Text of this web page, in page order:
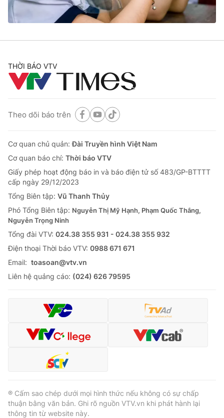
cấp ngày 29/12/2023
Tổng Biên tập:Vũ Thanh Thủy
Nguyễn Trọng Ninh
Ðiện thoại Thời báo VTV:
024.66 897 897
Email:
toasoan@vtv.vn
® Cấm sao chép dưới mọi hình thức nếu không có sự chấp
thuận bằng văn bản. Ghi rõ nguồn VTV.vn khi phát hành lại
thông tin từ website này.
THỜI BÁO VTV
Theo dõi báo trên
Cơ quan chủ quản:Đài Truyền hình Việt Nam
Cơ quan báo chí: Thời báo VTV
Giấy phép hoạt động báo in và báo điện tử số 483/GP-BTTTT
cấp ngày 29/12/2023
Tổng Biên tập: Vũ Thanh Thủy
Phó Tổng Biên tập: Nguyễn Thị Mỹ Hạnh, Phạm Quốc Thắng,
Nguyễn Trọng Ninh
Tổng đài VTV: 024.38 355 931 - 024.38 355 932
Ðiện thoại Thời báo VTV: 0988 671 671
Email: toasoan@vtv.vn
Liên hệ quảng cáo: (024) 626 79595
® Cấm sao chép dưới mọi hình thức nếu không có sự chấp
thuận bằng văn bản. Ghi rõ nguồn VTV.vn khi phát hành lại
thông tin từ website này.